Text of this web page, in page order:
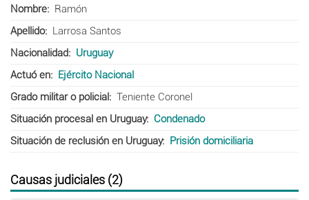
Nombre
Ramón
Apellido
Larrosa Santos
Nacionalidad
Uruguay
Actuó en
Ejército Nacional
Grado militar o policial
Teniente Coronel
Situación procesal en Uruguay
Condenado
Situación de reclusión en Uruguay
Prisión domiciliaria
Causas judiciales (2)